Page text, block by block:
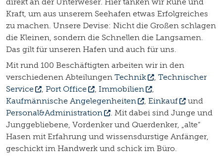
Kraft, um aus unserem Seehafen etwas Erfolgreiches
zu machen. Unsere Devise: Nicht die Großen schlagen
die Kleinen, sondern die Schnellen die Langsamen.
Das gilt für unseren Hafen und auch für uns.
Mit rund 100 Beschäftigten arbeiten wir in den
verschiedenen Abteilungen Technik , Technischer
Service
, Port Office , Immobilien
,
Kaufmännische Angelegenheiten
, Einkauf
und
Personal&Administration
. Mit dabei sind Junge und
Junggebliebene, Vordenker und Querdenker, „alte“
Hasen mit Erfahrung und wissensdurstige Anfänger,
geschickt im Handwerk und schick im Büro.